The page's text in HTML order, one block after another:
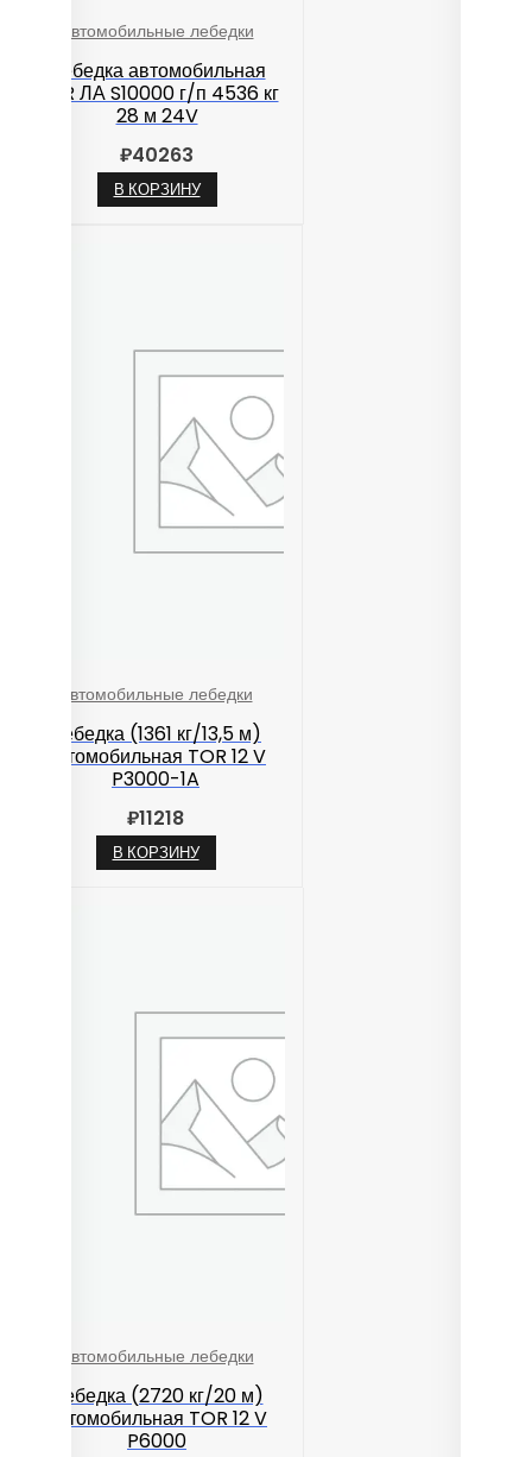
Автомобильные лебедки
Лебедка автомобильная
TOR ЛА S10000 г/п 4536 кг
28 м 24V
₽40263
В КОРЗИНУ
Автомобильные лебедки
Лебедка (1361 кг/13,5 м)
автомобильная TOR 12 V
P3000-1A
₽11218
В КОРЗИНУ
Автомобильные лебедки
Лебедка (2720 кг/20 м)
автомобильная TOR 12 V
P6000